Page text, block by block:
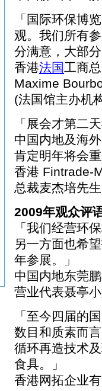
「国际环保博
观。我们所有
分满意，大部
香港法国工商
Maxime
(法国馆主办机
「展会才第二
中国内地及海
肯定明年将会
香港 Fintrade-
总裁麦杰培先生
2009年观众评
「我们经营环
另一方面也希
年参展。」
中国内地东莞
营业代表聂亭
「至今四届的
数目和质素而
循环再造技术
食具。」
香港网拓企业